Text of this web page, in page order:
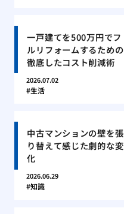
一戸建てを500万円でフ
ルリフォームするための
徹底したコスト削減術
2026.07.02
生活
中古マンションの壁を張
り替えて感じた劇的な変
化
2026.06.29
知識